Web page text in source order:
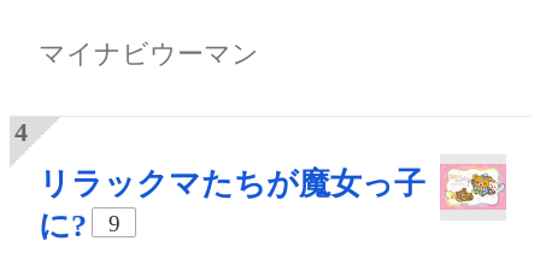
マイナビウーマン
リラックマたちが魔女っ子
に?
9